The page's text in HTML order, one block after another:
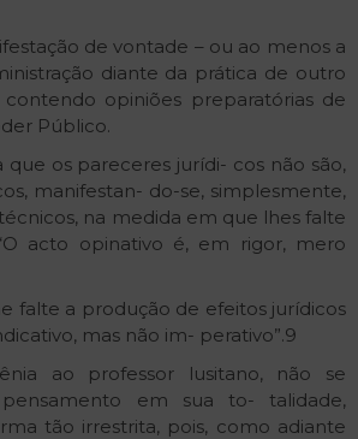
de vontade – ou ao menos a
diante da prática de outro
opiniões preparatórias de
Público.
os pareceres jurídi- cos não são,
manifestan- do-se, simplesmente,
na medida em que lhes falte
acto opinativo é, em rigor, mero
falte a produção de efeitos jurídicos
mas não im- perativo”.9
ao professor lusitano, não se
em sua to- talidade,
tão irrestrita, pois, como adiante